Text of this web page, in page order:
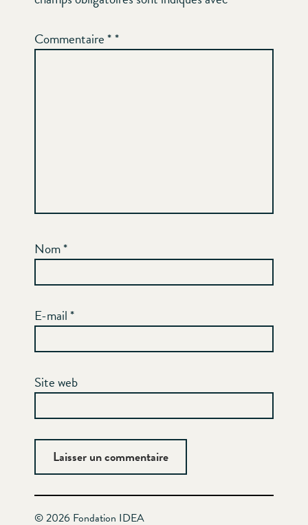
Commentaire*
Nom*
E-mail*
Site web
© 2026 Fondation IDEA